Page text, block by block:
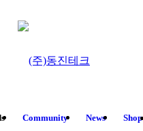
Community News Shop